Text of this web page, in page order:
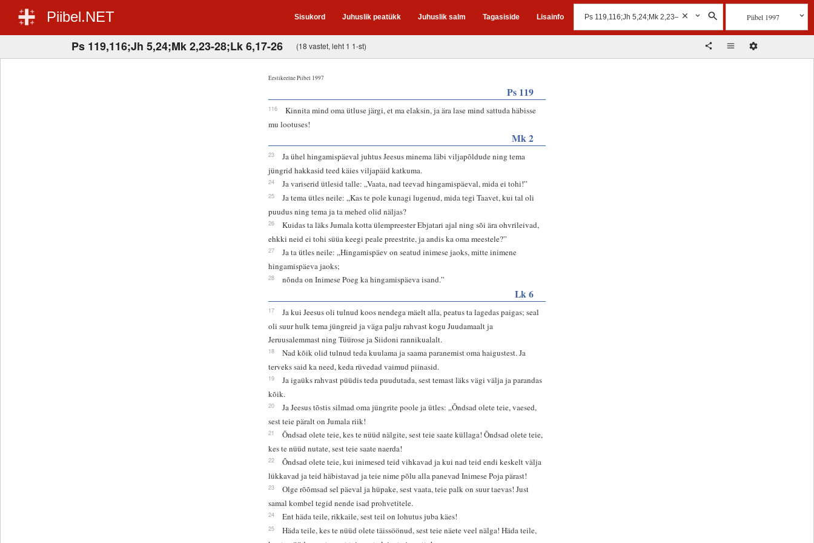
Piibel.NET Sisukord Juhuslik peatükk Juhuslik salm Tagasiside Lisainfo Piibel 1997
Ps 119,116;Jh 5,24;Mk 2,23-28;Lk 6,17-26 (18 vastet, leht 1 1-st)
Eestikeelne Piibel 1997
Ps 119
116
Kinnita mind oma ütluse järgi, et ma elaksin, ja ära lase mind sattuda häbisse
mu lootuses!
Mk 2
23
Ja ühel hingamispäeval juhtus Jeesus minema läbi viljapõldude ning tema
jüngrid hakkasid teed käies viljapäid katkuma.
24 Ja variserid ütlesid talle: „Vaata, nad teevad hingamispäeval, mida ei tohi!”
25
Ja tema ütles neile: „Kas te pole kunagi lugenud, mida tegi Taavet, kui tal oli
puudus ning tema ja ta mehed olid näljas?
26
Kuidas ta läks Jumala kotta ülempreester Ebjatari ajal ning sõi ära ohvrileivad,
ehkki neid ei tohi süüa keegi peale preestrite, ja andis ka oma meestele?”
27
Ja ta ütles neile: „Hingamispäev on seatud inimese jaoks, mitte inimene
hingamispäeva jaoks;
28 nõnda on Inimese Poeg ka hingamispäeva isand.”
Lk 6
17
Ja kui Jeesus oli tulnud koos nendega mäelt alla, peatus ta lagedas paigas; seal
oli suur hulk tema jüngreid ja väga palju rahvast kogu Juudamaalt ja
Jeruusalemmast ning Tüürose ja Siidoni rannikualalt.
18
Nad kõik olid tulnud teda kuulama ja saama paranemist oma haigustest. Ja
terveks said ka need, keda rüvedad vaimud piinasid.
19
Ja igaüks rahvast püüdis teda puudutada, sest temast läks vägi välja ja parandas
kõik.
20
Ja Jeesus tõstis silmad oma jüngrite poole ja ütles: „Õndsad olete teie, vaesed,
sest teie päralt on Jumala riik!
21
Õndsad olete teie, kes te nüüd nälgite, sest teie saate küllaga! Õndsad olete teie,
kes te nüüd nutate, sest teie saate naerda!
22
Õndsad olete teie, kui inimesed teid vihkavad ja kui nad teid endi keskelt välja
lükkavad ja teid häbistavad ja teie nime põlu alla panevad Inimese Poja pärast!
23
Olge rõõmsad sel päeval ja hüpake, sest vaata, teie palk on suur taevas! Just
samal kombel tegid nende isad prohvetitele.
24 Ent häda teile, rikkaile, sest teil on lohutus juba käes!
25
Häda teile, kes te nüüd olete täissöönud, sest teie näete veel nälga! Häda teile,